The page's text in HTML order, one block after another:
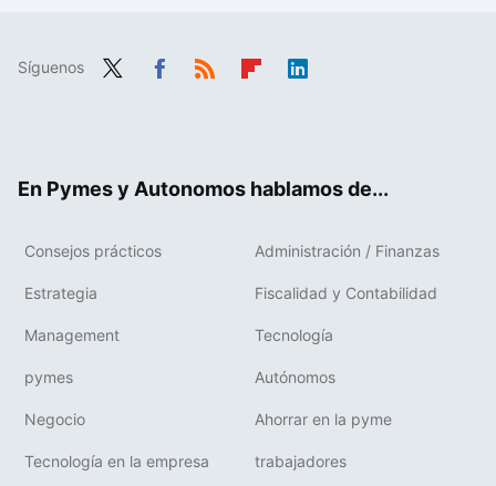
Síguenos
En Pymes y Autonomos hablamos de...
Consejos prácticos Administración / Finanzas
Estrategia Fiscalidad y Contabilidad
Management Tecnología
pymes Autónomos
Negocio Ahorrar en la pyme
Tecnología en la empresa trabajadores